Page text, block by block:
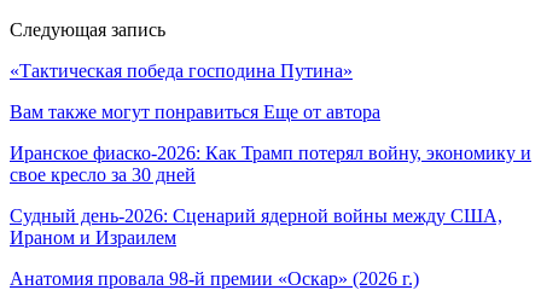
Следующая запись
«Тактическая победа господина Путина»
Вам также могут понравиться Еще от автора
Иранское фиаско-2026: Как Трамп потерял войну, экономику и
свое кресло за 30 дней
Судный день-2026: Сценарий ядерной войны между США,
Ираном и Израилем
Анатомия провала 98-й премии «Оскар» (2026 г.)